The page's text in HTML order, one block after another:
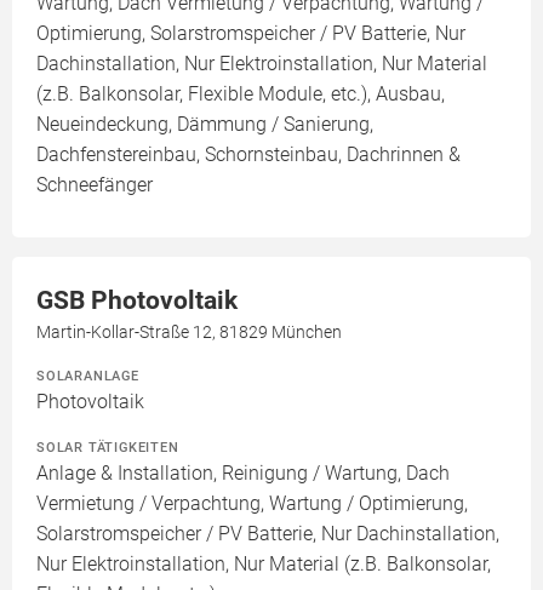
Optimierung, Solarstromspeicher / PV Batterie, Nur
Dachinstallation, Nur Elektroinstallation, Nur Material
(z.B. Balkonsolar, Flexible Module, etc.), Ausbau,
Neueindeckung, Dämmung / Sanierung,
Dachfenstereinbau, Schornsteinbau, Dachrinnen &
Schneefänger
GSB Photovoltaik
Martin-Kollar-Straße 12, 81829 München
SOLARANLAGE
Photovoltaik
SOLAR TÄTIGKEITEN
Anlage & Installation, Reinigung / Wartung, Dach
Vermietung / Verpachtung, Wartung / Optimierung,
Solarstromspeicher / PV Batterie, Nur Dachinstallation,
Nur Elektroinstallation, Nur Material (z.B. Balkonsolar,